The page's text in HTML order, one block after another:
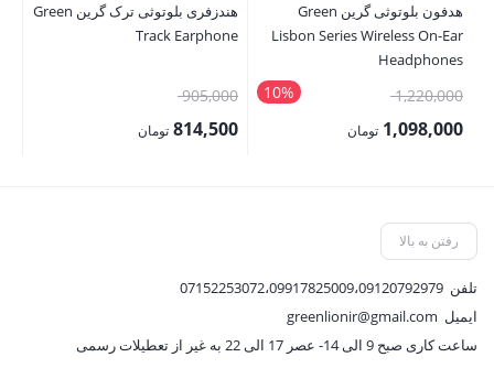
هدفون بلوتوثی گرین Green
Lisbon Series Wireless On-Ear
Headphones
10% 1,220,000قیمت
اصلی:1,098,000 تومان
1,098,000 تومان.
هندزفری بلوتوثی ترک گرین Green
Track Earphone
905,000قیمت
اصلی:814,500 تومان
رفتن به بالا
تلفن 07152253072،09917825009،09120792979
ایمیل greenlionir@gmail.com
ساعت کاری صبح 9 الی 14- عصر 17 الی 22 به غیر از تعطیلات رسمی